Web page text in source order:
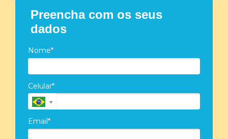
Preencha com os seus
dados
Nome*
Celular*
Email*